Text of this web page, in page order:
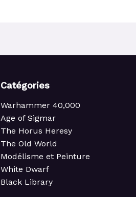
Catégories
Warhammer 40,000
Age of Sigmar
The Horus Heresy
The Old World
Modélisme et Peinture
White Dwarf
Black Library